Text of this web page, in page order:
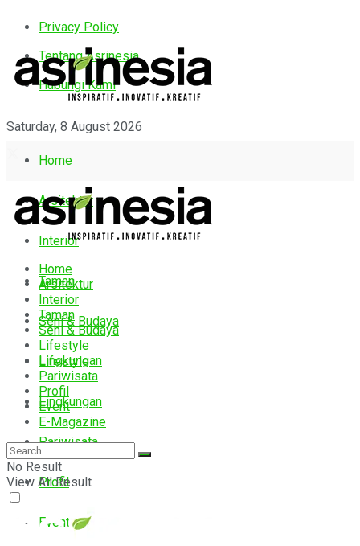
Privacy Policy
Tentang Asrinesia
Hubungi Kami
Saturday, 8 August 2026
Home
Arsitektur
Interior
Taman
Seni & Budaya
Lifestyle
Lingkungan
Pariwisata
Profil
Event
Home
Arsitektur
Interior
Taman
Seni & Budaya
Lifestyle
Lingkungan
Pariwisata
Profil
Event
E-Magazine
No Result
View All Result